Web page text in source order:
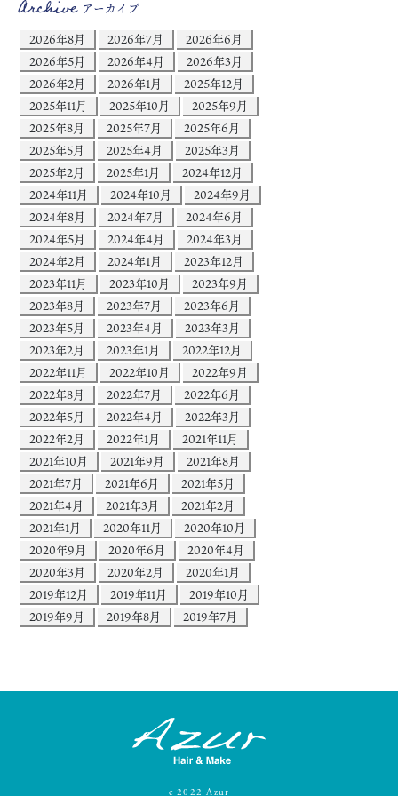
Archiveアーカイブ
2026年8月
2026年7月
2026年6月
2026年5月
2026年4月
2026年3月
2026年2月
2026年1月
2025年12月
2025年11月
2025年10月
2025年9月
2025年8月
2025年7月
2025年6月
2025年5月
2025年4月
2025年3月
2025年2月
2025年1月
2024年12月
2024年11月
2024年10月
2024年9月
2024年8月
2024年7月
2024年6月
2024年5月
2024年4月
2024年3月
2024年2月
2024年1月
2023年12月
2023年11月
2023年10月
2023年9月
2023年8月
2023年7月
2023年6月
2023年5月
2023年4月
2023年3月
2023年2月
2023年1月
2022年12月
2022年11月
2022年10月
2022年9月
2022年8月
2022年7月
2022年6月
2022年5月
2022年4月
2022年3月
2022年2月
2022年1月
2021年11月
2021年10月
2021年9月
2021年8月
2021年7月
2021年6月
2021年5月
2021年4月
2021年3月
2021年2月
2021年1月
2020年11月
2020年10月
2020年9月
2020年6月
2020年4月
2020年3月
2020年2月
2020年1月
2019年12月
2019年11月
2019年10月
2019年9月
2019年8月 2019年7月
c2022 Azur